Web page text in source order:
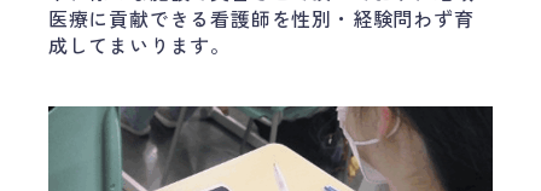
医療に貢献できる看護師を性別・経験問わず育
成してまいります。